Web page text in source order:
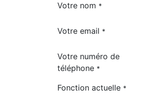
Votre nom *
Votre email *
Votre numéro de
téléphone *
Fonction actuelle *